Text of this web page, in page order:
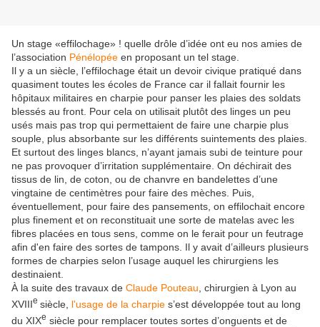
Un stage «effilochage» ! quelle drôle d’idée ont eu nos amies de
l’association Pénélopée en proposant un tel stage.
Il y a un siècle, l’effilochage était un devoir civique pratiqué dans
quasiment toutes les écoles de France car il fallait fournir les
hôpitaux militaires en charpie pour panser les plaies des soldats
blessés au front. Pour cela on utilisait plutôt des linges un peu
usés mais pas trop qui permettaient de faire une charpie plus
souple, plus absorbante sur les différents suintements des plaies.
Et surtout des linges blancs, n’ayant jamais subi de teinture pour
ne pas provoquer d’irritation supplémentaire. On déchirait des
tissus de lin, de coton, ou de chanvre en bandelettes d’une
vingtaine de centimètres pour faire des mèches. Puis,
éventuellement, pour faire des pansements, on effilochait encore
plus finement et on reconstituait une sorte de matelas avec les
fibres placées en tous sens, comme on le ferait pour un feutrage
afin d'en faire des sortes de tampons. Il y avait d’ailleurs plusieurs
formes de charpies selon l’usage auquel les chirurgiens les
destinaient.
À la suite des travaux de Claude Pouteau , chirurgien à Lyon au
XVIIIe siècle, l'usage de la charpie s’est développée tout au long
du XIXe siècle pour remplacer toutes sortes d’onguents et de